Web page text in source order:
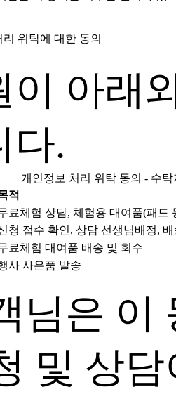
위탁에 대한 동의
이 아래
다.
개인정보 처리 위탁 동의 - 수
적
료체험 상담, 체험용 대여품(패드
청 접수 확인, 상담 선생님배정,
료체험 대여품 배송 및 회수
사 사은품 발송
님은 이
및 상